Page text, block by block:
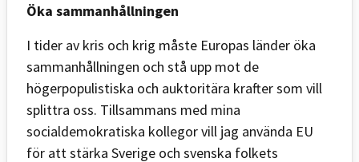
Öka sammanhållningen
I tider av kris och krig måste Europas länder öka
sammanhållningen och stå upp mot de
högerpopulistiska och auktoritära krafter som vill
splittra oss. Tillsammans med mina
socialdemokratiska kollegor vill jag använda EU
för att stärka Sverige och svenska folkets